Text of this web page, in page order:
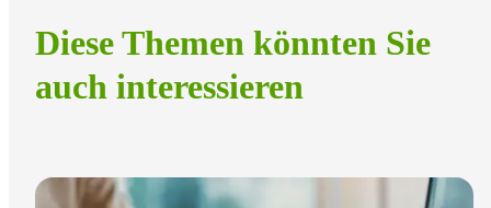
Diese Themen könnten Sie
auch interessieren